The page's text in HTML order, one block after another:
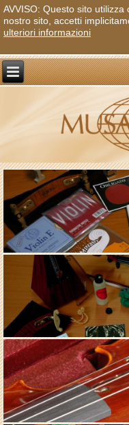
AVVISO: Questo sito
nostro sito, accetti
ulteriori informazioni